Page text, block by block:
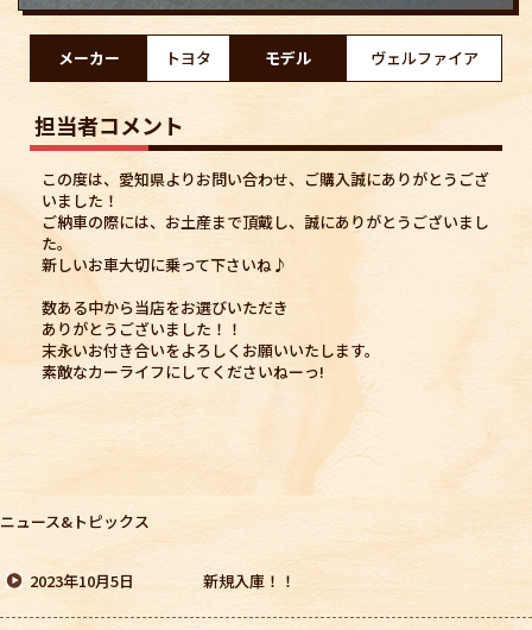
メーカー トヨタ モデル ヴェルファイア
担当者コメント
この度は、愛知県よりお問い合わせ、ご購入誠にありがとうござ
いました！
ご納車の際には、お土産まで頂戴し、誠にありがとうございまし
た。
新しいお車大切に乗って下さいね♪
数ある中から当店をお選びいただき
ありがとうございました！！
末永いお付き合いをよろしくお願いいたします。
素敵なカーライフにしてくださいねーっ!
ニュース&トピックス
2023年10月5日 新規入庫！！